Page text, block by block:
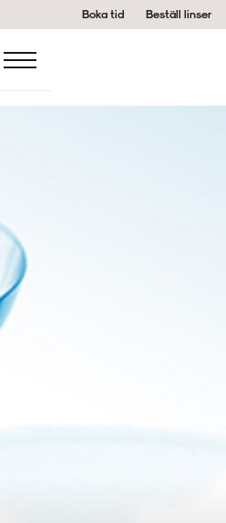
Boka tid Beställ linser